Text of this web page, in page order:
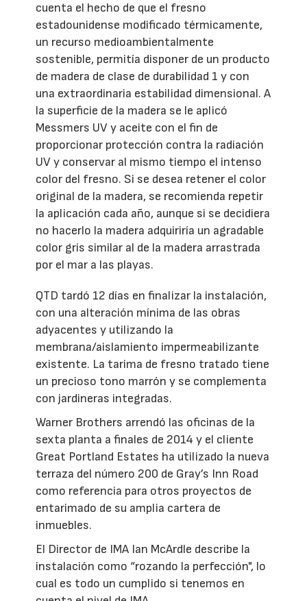
cuenta el hecho de que el fresno
estadounidense modificado térmicamente,
un recurso medioambientalmente
sostenible, permitía disponer de un producto
de madera de clase de durabilidad 1 y con
una extraordinaria estabilidad dimensional. A
la superficie de la madera se le aplicó
Messmers UV y aceite con el fin de
proporcionar protección contra la radiación
UV y conservar al mismo tiempo el intenso
color del fresno. Si se desea retener el color
original de la madera, se recomienda repetir
la aplicación cada año, aunque si se decidiera
no hacerlo la madera adquiriría un agradable
color gris similar al de la madera arrastrada
por el mar a las playas.
QTD tardó 12 días en finalizar la instalación,
con una alteración mínima de las obras
adyacentes y utilizando la
membrana/aislamiento impermeabilizante
existente. La tarima de fresno tratado tiene
un precioso tono marrón y se complementa
con jardineras integradas.
Warner Brothers arrendó las oficinas de la
sexta planta a finales de 2014 y el cliente
Great Portland Estates ha utilizado la nueva
terraza del número 200 de Gray’s Inn Road
como referencia para otros proyectos de
entarimado de su amplia cartera de
inmuebles.
El Director de IMA Ian McArdle describe la
instalación como “rozando la perfección", lo
cual es todo un cumplido si tenemos en